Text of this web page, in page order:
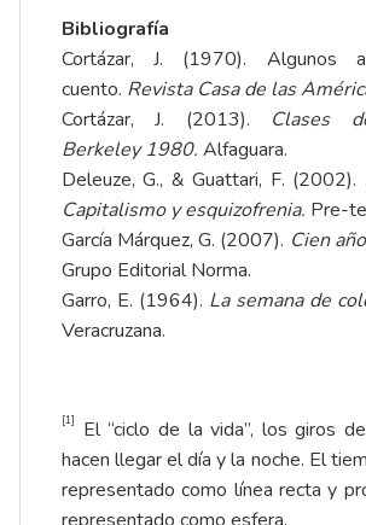
Bibliografía
Cortázar, J. (1970). Algunos
cuento. Revista Casa de las
Cortázar, J. (2013). Clases
Berkeley 1980. Alfaguara.
Deleuze, G., & Guattari, F. (2002).
Capitalismo y esquizofrenia. Pre-
García Márquez, G. (2007). Cien
Grupo Editorial Norma.
Garro, E. (1964). La semana de
Veracruzana.
[1]
El “ciclo de la vida”, los giros
hacen llegar el día y la noche. El
representado como línea recta y